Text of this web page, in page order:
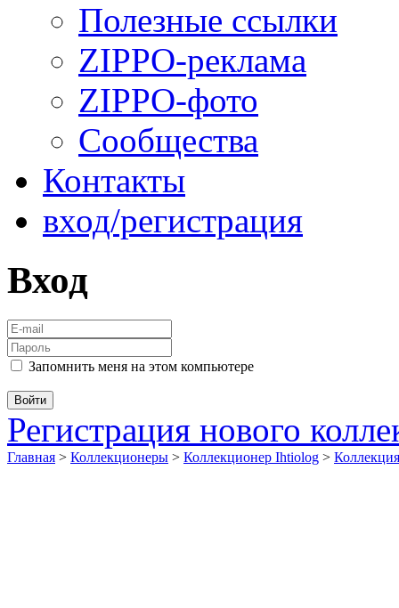
Полезные ссылки
ZIPPO-реклама
ZIPPO-фото
Сообщества
Контакты
вход/регистрация
Вход
Запомнить меня на этом компьютере
Регистрация нового
Главная > Коллекционеры > Коллекционер Ihtiolog >